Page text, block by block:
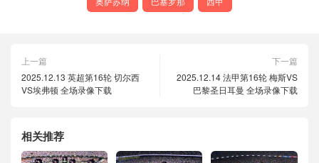
上一篇
2025.12.13 英超第16轮 切尔西
VS埃弗顿 全场录像下载
下一篇
2025.12.14 法甲第16轮 梅斯VS
巴黎圣日耳曼 全场录像下载
相关推荐